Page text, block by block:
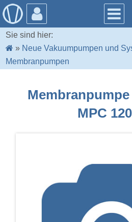
Sie sind hier:
» Neue Vakuumpumpen und
Membranpumpen
MPC